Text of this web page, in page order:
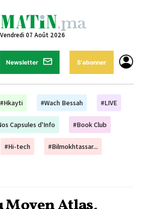
Vendredi 07 Août 2026
Newsletter S'abonner
#Hkayti #Wach Bessah #LIVE
Capsules d'Info #Book Club
#Hi-tech #Bilmokhtassar...